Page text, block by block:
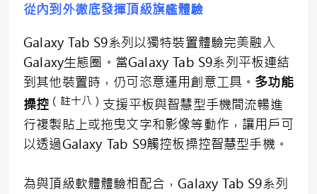
從內到外徹底發揮頂級旗艦體驗
Galaxy Tab S9系列以獨特裝置體驗完美融入
Galaxy生態圈。當Galaxy Tab S9系列平板連結
到其他裝置時，仍可恣意運用創意工具。 多功能
操控 （ 註十八 ） 支援平板與智慧型手機間流暢進
行複製貼上或拖曳文字和影像等動作，讓用戶可
以透過Galaxy Tab S9觸控板操控智慧型手機。
為與頂級軟體體驗相配合，Galaxy Tab S9系列